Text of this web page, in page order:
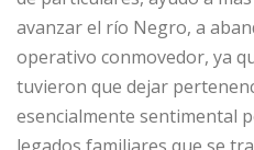
avanzar el río Negro, a
operativo conmovedor, ya
tuvieron que dejar
esencialmente sentimental